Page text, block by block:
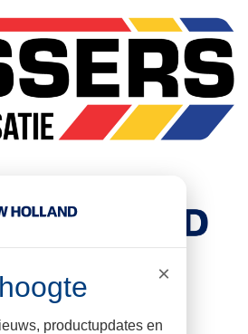
×
productupdates en